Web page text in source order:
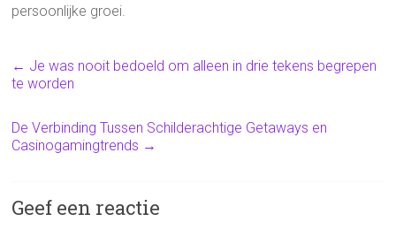
persoonlijke groei.
← Je was nooit bedoeld om alleen in drie tekens begrepen
te worden
De Verbinding Tussen Schilderachtige Getaways en
Casinogamingtrends →
Geef een reactie